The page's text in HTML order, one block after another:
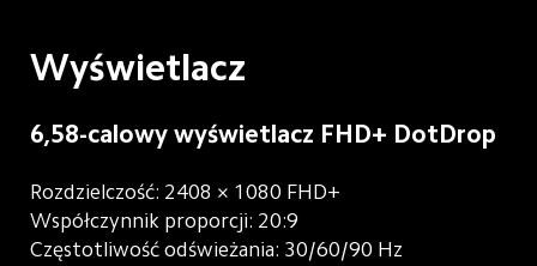
Wyświetlacz
6,58-calowy wyświetlacz FHD+ DotDrop
Rozdzielczość: 2408 × 1080 FHD+
Współczynnik proporcji: 20:9
Częstotliwość odświeżania: 30/60/90 Hz